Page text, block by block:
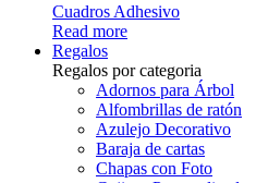
Cuadros Adhesivo
Read more
Regalos
Regalos por categoria
Adornos para Árbol
Alfombrillas de ratón
Azulejo Decorativo
Baraja de cartas
Chapas con Foto